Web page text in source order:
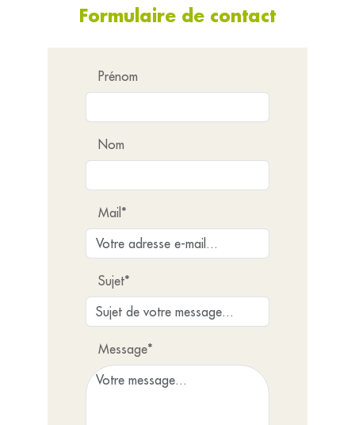
Formulaire de contact
Prénom
Nom
Mail*
Sujet*
Message*